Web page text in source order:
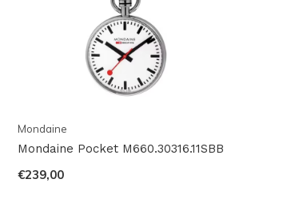
Mondaine
Mondaine Pocket M660.30316.11SBB
€239,00